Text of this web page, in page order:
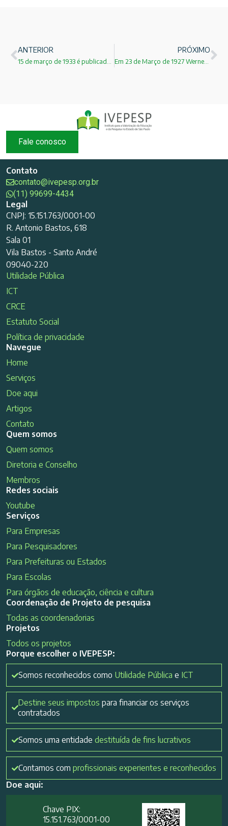
ANTERIOR PRÓXIMO
Em 23 de Março de 1927 Werner Heisenberg publica seu trabalho sobre o Princípio da Incerteza!
Fale conosco
Contato
contato@ivepesp.org.br
(11) 99699-4434
Legal
CNPJ: 15.151.763/0001-00
R. Antonio Bastos, 618
Sala 01
Vila Bastos - Santo André
09040-220
Utilidade Pública
ICT
CRCE
Estatuto Social
Política de privacidade
Navegue
Home
Serviços
Doe aqui
Artigos
Contato
Quem somos
Quem somos
Diretoria e Conselho
Membros
Redes sociais
Youtube
Serviços
Para Empresas
Para Pesquisadores
Para Prefeituras ou Estados
Para Escolas
Para órgãos de educação, ciência e cultura
Coordenação de Projeto de pesquisa
Todas as coordenadorias
Projetos
Todos os projetos
Porque escolher o IVEPESP:
Somos reconhecidos como Utilidade Pública e ICT
Destine seus impostos para financiar os serviços
contratados
Somos uma entidade destituída de fins lucrativos
Contamos com profissionais experientes e reconhecidos
Doe aqui:
Chave PIX:
15.151.763/0001-00​